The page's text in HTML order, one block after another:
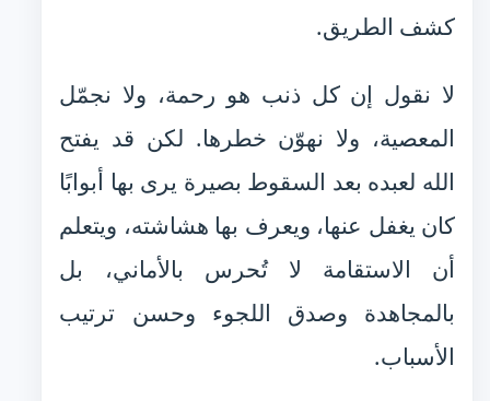
كشف الطريق.
لا نقول إن كل ذنب هو رحمة، ولا نجمّل
المعصية، ولا نهوّن خطرها. لكن قد يفتح
الله لعبده بعد السقوط بصيرة يرى بها أبوابًا
كان يغفل عنها، ويعرف بها هشاشته، ويتعلم
أن الاستقامة لا تُحرس بالأماني، بل
بالمجاهدة وصدق اللجوء وحسن ترتيب
الأسباب.